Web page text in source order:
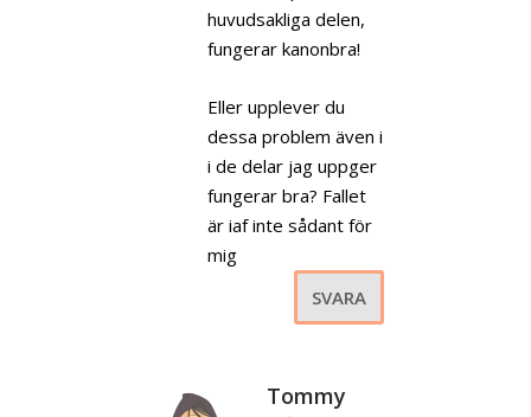
huvudsakliga delen,
fungerar kanonbra!
Eller upplever du
dessa problem även i
i de delar jag uppger
fungerar bra? Fallet
är iaf inte sådant för
mig
SVARA
Tommy